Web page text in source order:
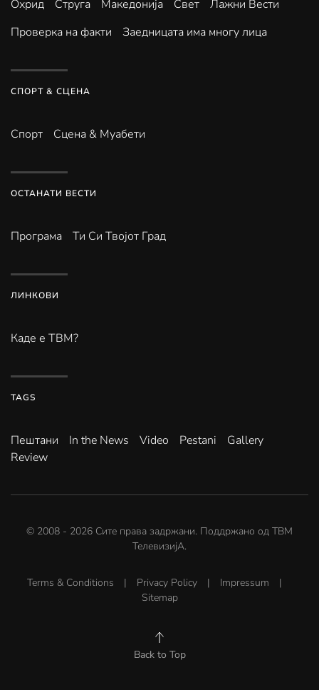
Охрид Струга Македонија Свет
Лажни Вести
Проверка на факти
Заедницата има многу лица
СПОРТ & СЦЕНА
Спорт Сцена & Муабети
ОСТАНАТИ ВЕСТИ
Програма Ти Си Твојот Град
ЛИНКОВИ
Каде е ТВМ?
TAGS
Пештани In the News Video Pestani
Gallery
Review
© 2008 - 2026 Сите права задржани. Поддржано од ТВМ
ТелевизијА.
Terms & Conditions | Privacy Policy | Impressum |
Sitemap
Back to Top